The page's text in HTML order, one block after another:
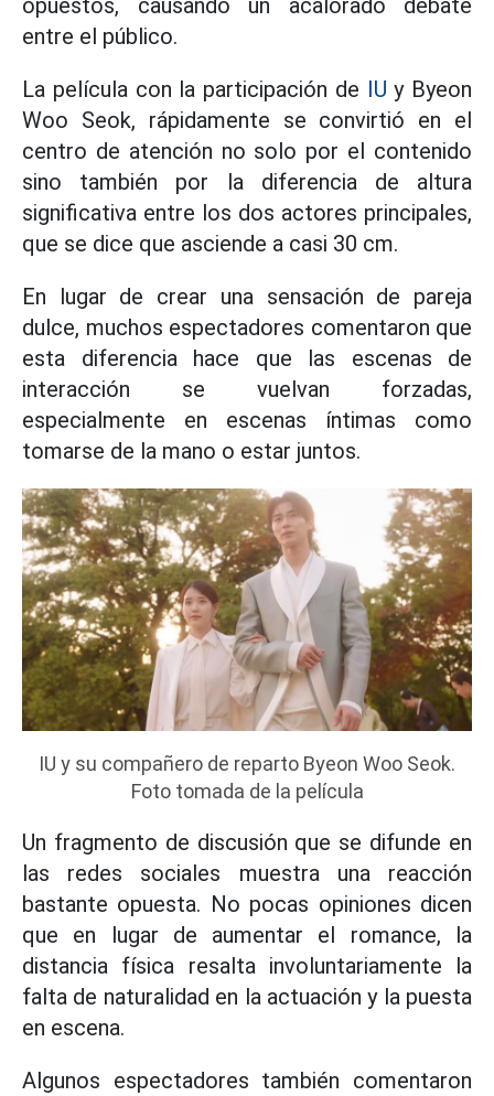
opuestos, causando un acalorado debate
entre el público.
La película con la participación de IU y Byeon
Woo Seok, rápidamente se convirtió en el
centro de atención no solo por el contenido
sino también por la diferencia de altura
significativa entre los dos actores principales,
que se dice que asciende a casi 30 cm.
En lugar de crear una sensación de pareja
dulce, muchos espectadores comentaron que
esta diferencia hace que las escenas de
interacción se vuelvan forzadas,
especialmente en escenas íntimas como
tomarse de la mano o estar juntos.
IU y su compañero de reparto Byeon Woo Seok.
Foto tomada de la película
Un fragmento de discusión que se difunde en
las redes sociales muestra una reacción
bastante opuesta. No pocas opiniones dicen
que en lugar de aumentar el romance, la
distancia física resalta involuntariamente la
falta de naturalidad en la actuación y la puesta
en escena.
Algunos espectadores también comentaron